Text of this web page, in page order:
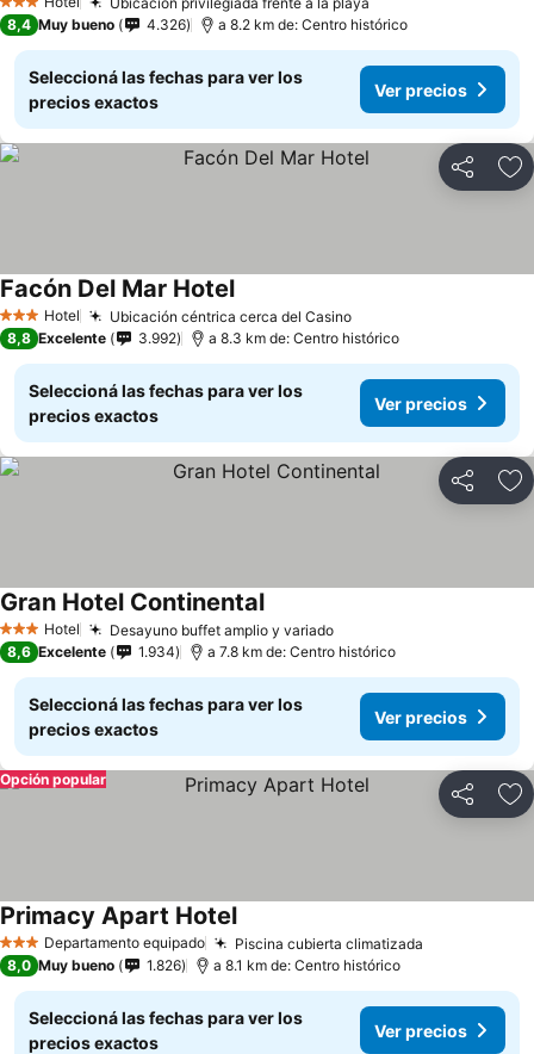
3 Estrellas
8,4 Muy bueno 4.326 a 8.2 km de: Centro histórico
Seleccioná las fechas para ver los
precios exactos
Ver precios
Compartir
3 Estrellas
Hotel Ubicación céntrica cerca del Casino
Facón Del Mar Hotel
8,8 Excelente 3.992 a 8.3 km de: Centro histórico
Seleccioná las fechas para ver los
precios exactos
Ver precios
Compartir
3 Estrellas
Hotel Desayuno buffet amplio y variado
Gran Hotel Continental
8,6 Excelente 1.934 a 7.8 km de: Centro histórico
Seleccioná las fechas para ver los
precios exactos
Ver precios
Compartir
Opción popular
3 EstrellasDepartamento equipado Piscina cubierta climatizada
Primacy Apart Hotel
8,0 Muy bueno 1.826 a 8.1 km de: Centro histórico
Seleccioná las fechas para ver los
precios exactos
Ver precios